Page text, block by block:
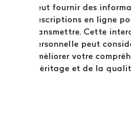
peut fournir des
descriptions en ligne
transmettre. Cette
personnelle peut
améliorer votre
l'héritage et de la